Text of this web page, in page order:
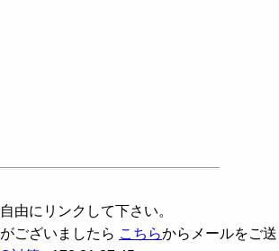
由にリンクして下さい。
ございましたら こちらからメールをご送